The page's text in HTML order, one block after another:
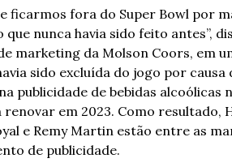
ficarmos fora do Super Bowl por
nunca havia sido feito antes”,
marketing da Molson Coors, em
sido excluída do jogo por causa
publicidade de bebidas alcoólicas
renovar em 2023. Como resultado,
e Remy Martin estão entre as
de publicidade.